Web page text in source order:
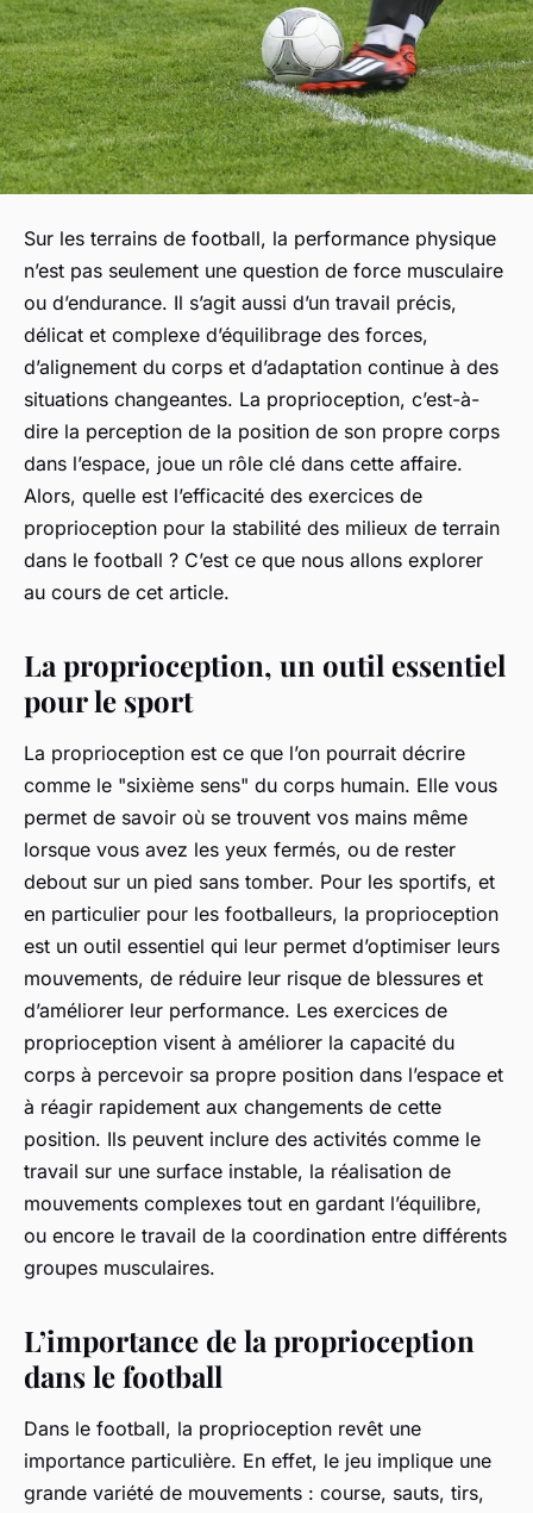
Sur les terrains de football, la performance physique
n’est pas seulement une question de force musculaire
ou d’endurance. Il s’agit aussi d’un travail précis,
délicat et complexe d’équilibrage des forces,
d’alignement du corps et d’adaptation continue à des
situations changeantes. La proprioception, c’est-à-
dire la perception de la position de son propre corps
dans l’espace, joue un rôle clé dans cette affaire.
Alors, quelle est l’efficacité des exercices de
proprioception pour la stabilité des milieux de terrain
dans le football ? C’est ce que nous allons explorer
au cours de cet article.
La proprioception, un outil essentiel
pour le sport
La proprioception est ce que l’on pourrait décrire
comme le "sixième sens" du corps humain. Elle vous
permet de savoir où se trouvent vos mains même
lorsque vous avez les yeux fermés, ou de rester
debout sur un pied sans tomber. Pour les sportifs, et
en particulier pour les footballeurs, la proprioception
est un outil essentiel qui leur permet d’optimiser leurs
mouvements, de réduire leur risque de blessures et
d’améliorer leur performance. Les exercices de
proprioception visent à améliorer la capacité du
corps à percevoir sa propre position dans l’espace et
à réagir rapidement aux changements de cette
position. Ils peuvent inclure des activités comme le
travail sur une surface instable, la réalisation de
mouvements complexes tout en gardant l’équilibre,
ou encore le travail de la coordination entre différents
groupes musculaires.
L’importance de la proprioception
dans le football
Dans le football, la proprioception revêt une
importance particulière. En effet, le jeu implique une
grande variété de mouvements : course, sauts, tirs,